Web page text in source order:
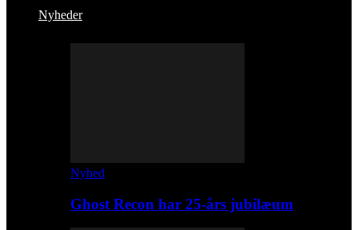
Nyheder
Nyhed
Ghost Recon har 25-års jubilæum